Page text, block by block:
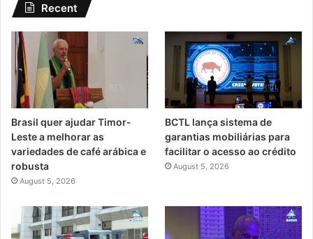
Recent
Brasil quer ajudar Timor-
Leste a melhorar as
variedades de café arábica e
robusta
August 5, 2026
BCTL lança sistema de
garantias mobiliárias para
facilitar o acesso ao crédito
August 5, 2026